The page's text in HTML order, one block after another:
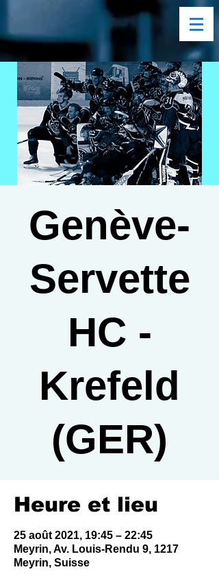
Genève-
Servette
HC -
Krefeld
(GER)
Heure et lieu
25 août 2021, 19:45 – 22:45
Meyrin, Av. Louis-Rendu 9, 1217
Meyrin, Suisse